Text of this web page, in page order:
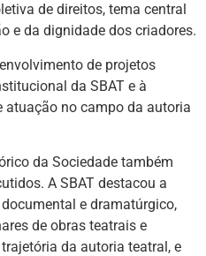
de direitos, tema central
e da dignidade dos criadores.
de projetos
da SBAT e à
atuação no campo da autoria
da Sociedade também
A SBAT destacou a
e dramatúrgico,
de obras teatrais e
da autoria teatral, e